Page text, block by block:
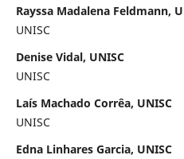
Rayssa Madalena Feldmann,
UNISC
Denise Vidal, UNISC
UNISC
Laís Machado Corrêa, UNISC
UNISC
Edna Linhares Garcia, UNISC